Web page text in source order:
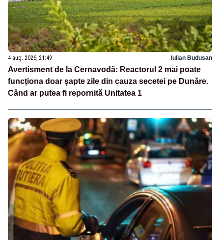
4 aug. 2026, 21:49 Iulian Budusan
Avertisment de la Cernavodă: Reactorul 2 mai poate
funcționa doar șapte zile din cauza secetei pe Dunăre.
Când ar putea fi repornită Unitatea 1